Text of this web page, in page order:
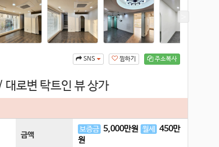
주소복사
찜하기
SNS
로변 탁트인 뷰 상가
금액
보증금 5,000만원 월세 450만
원